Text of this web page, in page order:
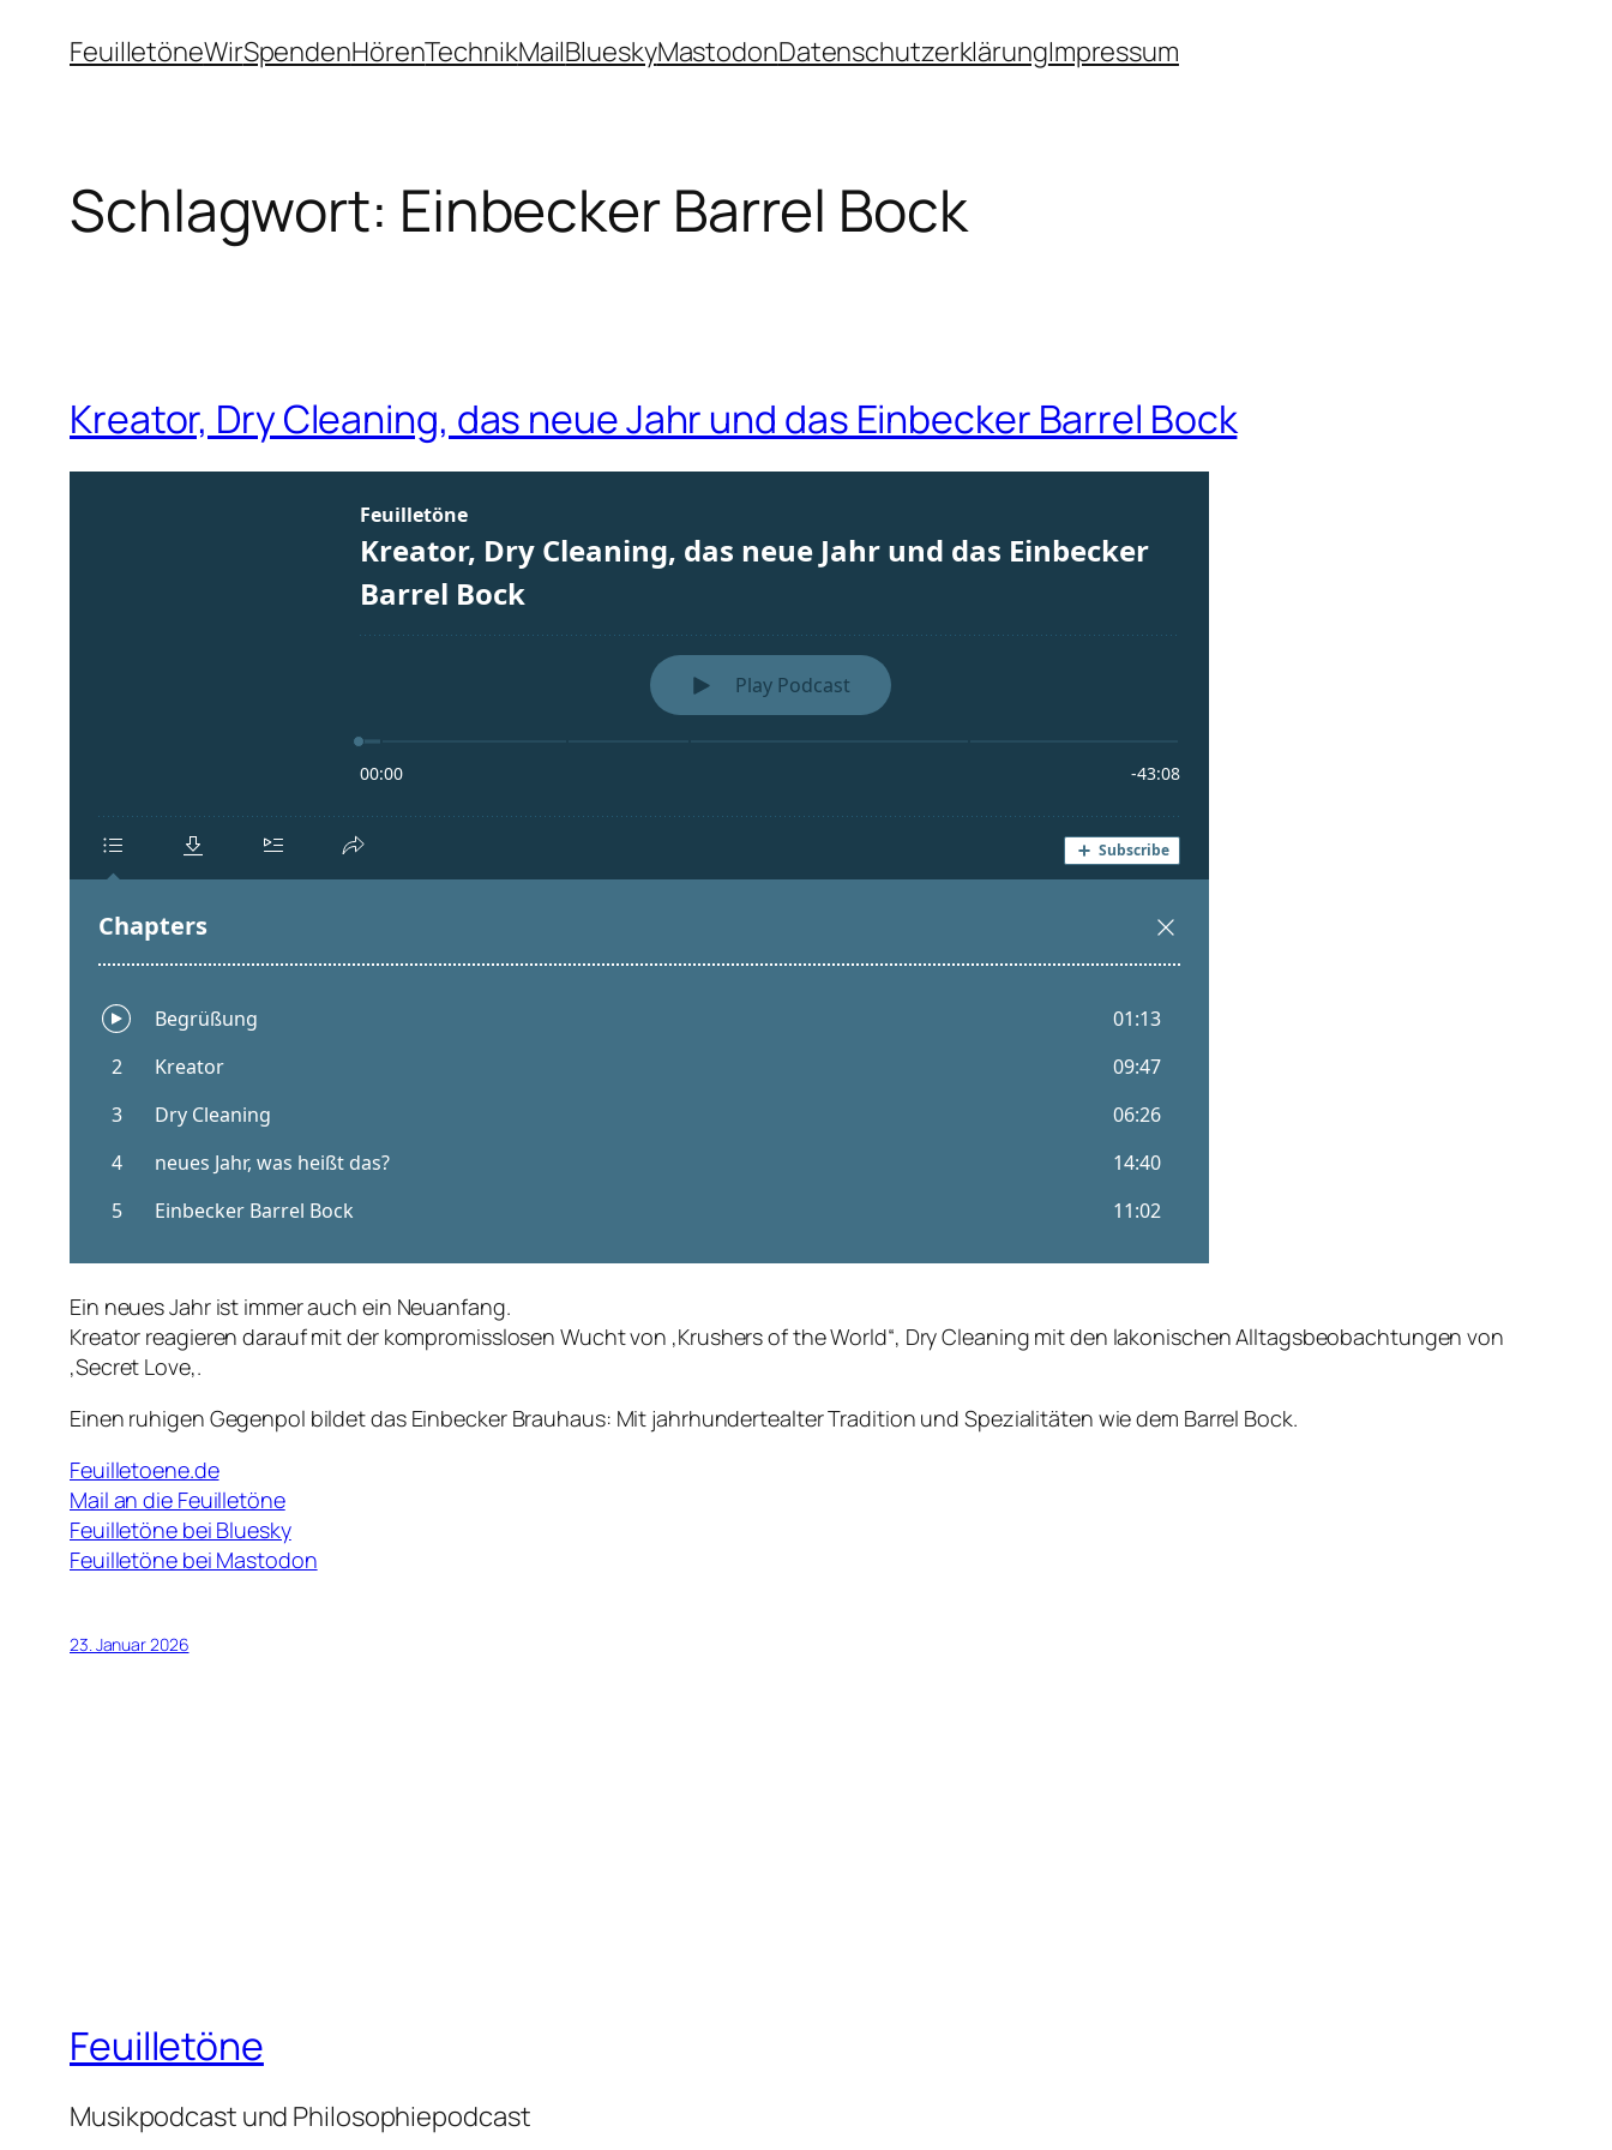
InhaltFeuilletöneWirSpendenHörenTechnikMailBlueskyMastodonDatenschutzerklärungImpressum
Schlagwort: Einbecker Barrel Bock
Kreator, Dry Cleaning, das neue Jahr und das Einbecker Barrel Bock
Ein neues Jahr ist immer auch ein Neuanfang.
Kreator reagieren darauf mit der kompromisslosen Wucht von ‚Krushers of the World“, Dry Cleaning mit den lakonischen Alltagsbeobachtungen von
‚Secret Love‚.
Einen ruhigen Gegenpol bildet das Einbecker Brauhaus: Mit jahrhundertealter Tradition und Spezialitäten wie dem Barrel Bock.
Feuilletoene.de
Mail an die Feuilletöne
Feuilletöne bei Bluesky
Feuilletöne bei Mastodon
23. Januar 2026
Feuilletöne
Musikpodcast und Philosophiepodcast